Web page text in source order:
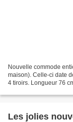
Nouvelle commode
maison). Celle-ci date
4 tiroirs. Longueur 76
Les jolies